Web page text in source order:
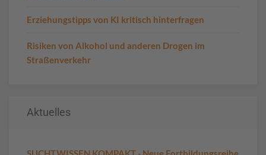
Erziehungstipps von KI kritisch hinterfragen
Risiken von Alkohol und anderen Drogen im
Straßenverkehr
Aktuelles